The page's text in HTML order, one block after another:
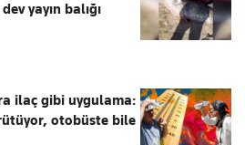
yayın balığı
ilaç gibi uygulama:
otobüste bile